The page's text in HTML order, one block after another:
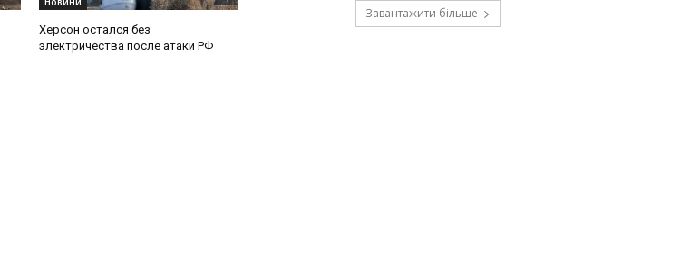
Херсон остался без
электричества после атаки РФ
Завантажити більше